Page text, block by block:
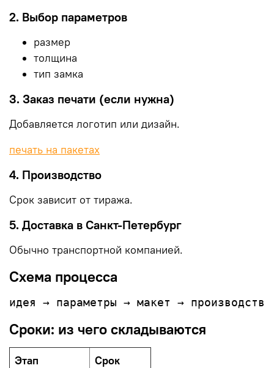
2. Выбор параметров
размер
толщина
тип замка
3. Заказ печати (если нужна)
Добавляется логотип или дизайн.
печать на пакетах
4. Производство
Срок зависит от тиража.
5. Доставка в Санкт-Петербург
Обычно транспортной компанией.
Схема процесса
Сроки: из чего складываются
Этап
Срок